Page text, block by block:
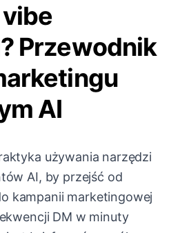
Przewodnik
AI
używania narzędzi
AI, by przejść od
kampanii marketingowej
DM w minuty